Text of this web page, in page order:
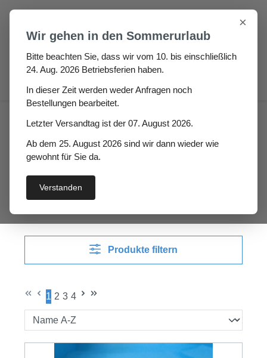
Zum Hauptinhalt springen
Fugen & Spalt
Moosgummi klebend
Zellkautschuk
Rechteckstreifen
Produkte filtern
Seite
1
Seite
2
Seite
3
Seite
4
×
Wir gehen in den Sommerurlaub
Bitte beachten Sie, dass wir vom 10. bis einschließlich
24. Aug. 2026 Betriebsferien haben.
In dieser Zeit werden weder Anfragen noch
Bestellungen bearbeitet.
Letzter Versandtag ist der 07. August 2026.
Ab dem 25. August 2026 sind wir dann wieder wie
gewohnt für Sie da.
Verstanden